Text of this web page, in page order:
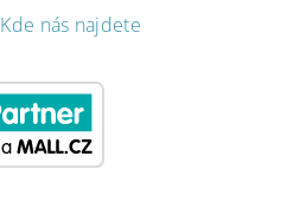
Kde nás najdete